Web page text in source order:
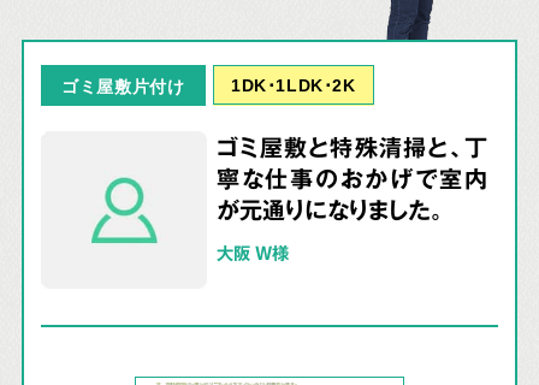
ゴミ屋敷片付け 1DK･1LDK･2K
ゴミ屋敷と特殊清掃と、丁
寧な仕事のおかげで室内
が元通りになりました。
大阪 W様